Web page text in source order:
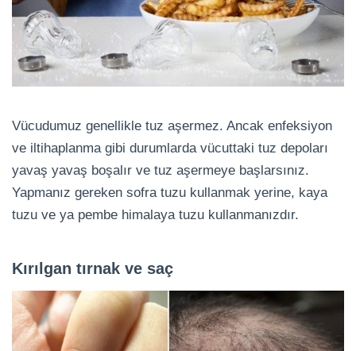
Vücudumuz genellikle tuz aşermez. Ancak enfeksiyon
ve iltihaplanma gibi durumlarda vücuttaki tuz depoları
yavaş yavaş boşalır ve tuz aşermeye başlarsınız.
Yapmanız gereken sofra tuzu kullanmak yerine, kaya
tuzu ve ya pembe himalaya tuzu kullanmanızdır.
Kırılgan tırnak ve saç